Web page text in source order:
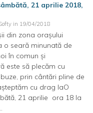
21 aprilie 2018,
in 19/04/2018
din zona orașului
o seară minunată de
în comun și
este să plecăm cu
prin cântări pline de
cu drag laO
21 aprilie ora 18 la